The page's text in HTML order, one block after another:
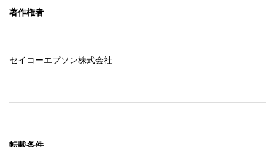
著作権者
セイコーエプソン株式会社
転載条件